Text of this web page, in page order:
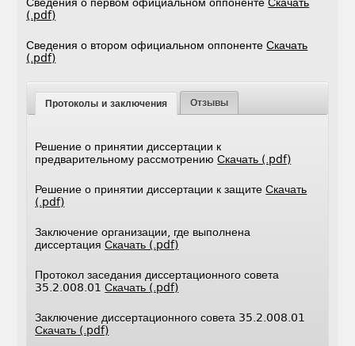
Сведения о первом официальном оппонентеСкачать
(.pdf)
Сведения о втором официальном оппонентеСкачать
(.pdf)
Протоколы и заключения Отзывы
Решение о принятии диссертации к
предварительному рассмотрениюСкачать (.pdf)
Решение о принятии диссертации к защитеСкачать
(.pdf)
Заключение организации, где выполнена
диссертацияСкачать (.pdf)
Протокол заседания диссертационного совета
35.2.008.01Скачать (.pdf)
Заключение диссертационного совета 35.2.008.01
Скачать (.pdf)